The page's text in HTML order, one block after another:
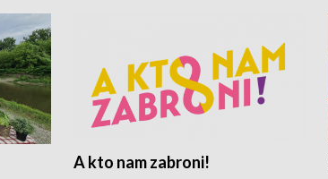
A kto nam zabroni!